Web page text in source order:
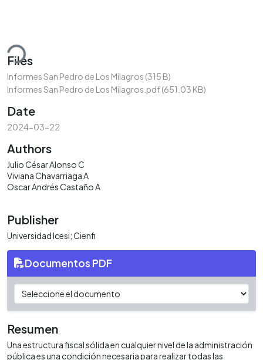
Files
Informes San Pedro de Los Milagros (315 B)
Informes San Pedro de Los Milagros.pdf(651.03 KB)
Date
2024-03-22
Authors
Julio César Alonso C
Viviana Chavarriaga A
Oscar Andrés Castaño A
Publisher
Universidad Icesi; Cienfi
Documentos PDF
Resumen
Una estructura fiscal sólida en cualquier nivel de la administración
pública es una condición necesaria para realizar todas las